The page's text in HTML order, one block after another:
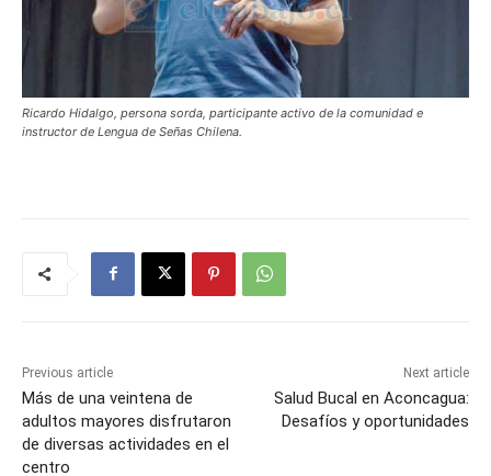
Ricardo Hidalgo, persona sorda, participante activo de la comunidad e
instructor de Lengua de Señas Chilena.
Previous article
Más de una veintena de
adultos mayores disfrutaron
de diversas actividades en el
centro
Next article
Salud Bucal en Aconcagua:
Desafíos y oportunidades